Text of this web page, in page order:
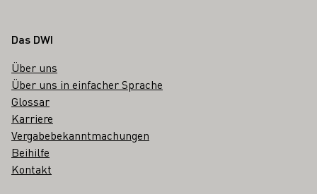
Fußbereich
Das DWI
Über uns
Über uns in einfacher Sprache
Glossar
Karriere
Vergabebekanntmachungen
Beihilfe
Kontakt